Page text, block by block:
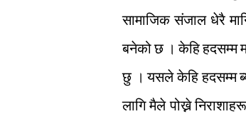
सामाजिक संजाल धेरै
बनेको छ । केहि हदसम्म
छु । यसले केहि हदसम्म
लागि मैले पोख्ने